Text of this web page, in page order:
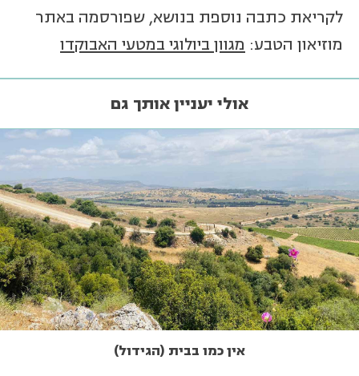
לקריאת כתבה נוספת בנושא, שפורסמה באתר
מוזיאון הטבע: מגוון ביולוגי במטעי האבוקדו
אולי יעניין אותך גם
אין כמו בבית (הגידול)